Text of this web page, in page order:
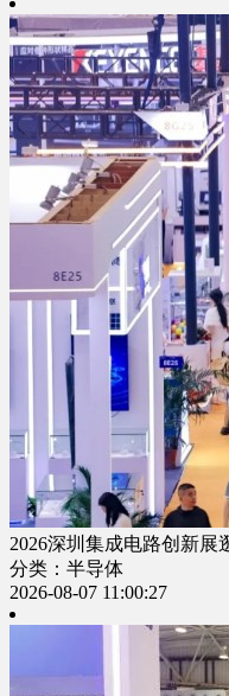
2026深圳集成电路创新展
分类：半导体
2026-08-07 11:00:27